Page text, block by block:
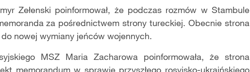
Zełenski poinformował, że podczas rozmów w Stambule
za pośrednictwem strony tureckiej. Obecnie strona
nowej wymiany jeńców wojennych.
MSZ Maria Zacharowa poinformowała, że strona
memorandum w sprawie przyszłego rosyjsko-ukraińskiego